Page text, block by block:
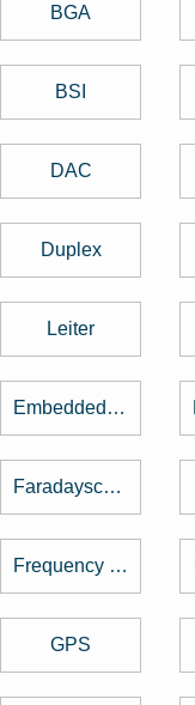
BGA
BSI
DAC
Duplex
Leiter
Embedded Software
Faradayscher Käfig
Frequency Hopping
GPS